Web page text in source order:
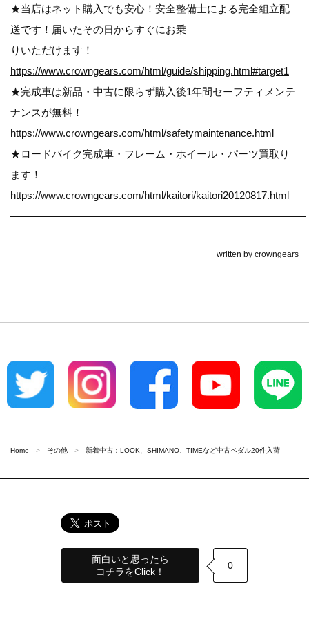
★当店はネット購入でも安心！安全整備士による完全組立配
送です！届いたその日からすぐにお乗
りいただけます！
https://www.crowngears.com/html/guide/shipping.html#target1
★完成車は新品・中古に限らず購入後1年間セーフティメンテ
ナンスが無料！
https://www.crowngears.com/html/safetymaintenance.html
★ロードバイク完成車・フレーム・ホイール・パーツ買取り
ます！
https://www.crowngears.com/html/kaitori/kaitori20120817.html
————————————————————————————–
written by crowngears
Home その他 新着中古：LOOK、SHIMANO、TIMEなど中古ペダル20件入荷
面白いと思ったら
コチラをClick！
0